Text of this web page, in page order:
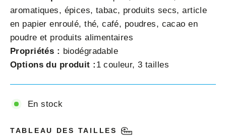
aromatiques, épices, tabac, produits secs, article
en papier enroulé, thé, café, poudres, cacao en
poudre et produits alimentaires
Propriétés : biodégradable
Options du produit : 1 couleur, 3 tailles
En stock
TABLEAU DES TAILLES